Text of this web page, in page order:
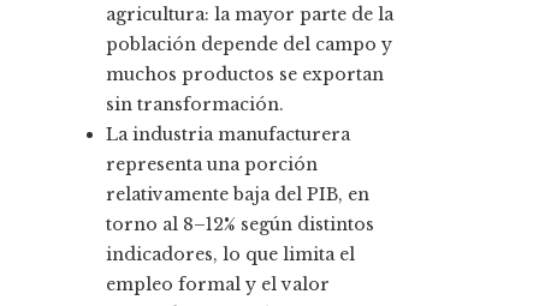
agricultura: la mayor parte de la
población depende del campo y
muchos productos se exportan
sin transformación.
La industria manufacturera
representa una porción
relativamente baja del PIB, en
torno al 8–12% según distintos
indicadores, lo que limita el
empleo formal y el valor